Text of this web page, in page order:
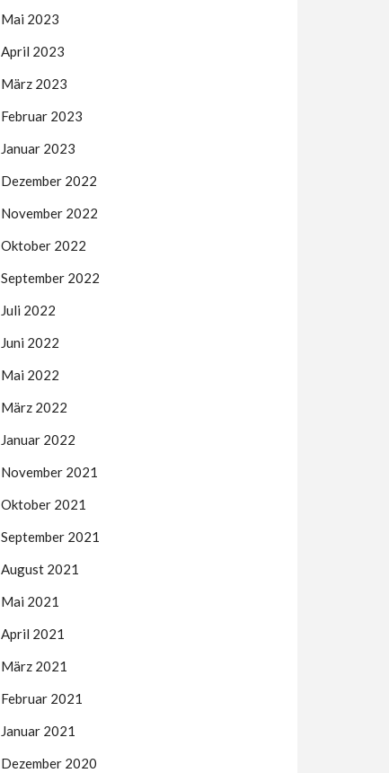
Mai 2023
April 2023
März 2023
Februar 2023
Januar 2023
Dezember 2022
November 2022
Oktober 2022
September 2022
Juli 2022
Juni 2022
Mai 2022
März 2022
Januar 2022
November 2021
Oktober 2021
September 2021
August 2021
Mai 2021
April 2021
März 2021
Februar 2021
Januar 2021
Dezember 2020